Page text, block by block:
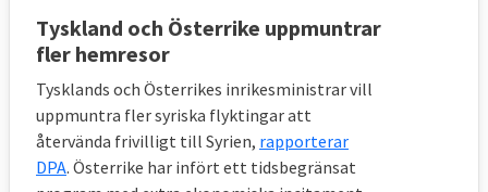
4. Kan asylsökande omfördelas till andra
EU-länder i dag?
Ja. Mellan oktober 2015 och augusti 2018
omfördelades drygt34 700 asylsökande
Tyskland och Österrike uppmuntrar
fler hemresor
Tysklands och Österrikes inrikesministrar vill
uppmuntra fler syriska flyktingar att
återvända frivilligt till Syrien, rapporterar
DPA. Österrike har infört ett tidsbegränsat